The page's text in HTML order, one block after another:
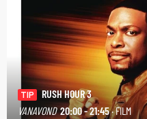
TIP
RUSH HOUR 3
VANAVOND 20:00 - 21:45· FILM